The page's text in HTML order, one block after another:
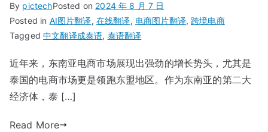
By pictechPosted on 2024 年 8 月 7 日
Posted in AI图片翻译, 在线翻译, 电商图片翻译,跨境电商
Tagged中文翻译成泰语, 泰语翻译
近年来，东南亚电商市场展现出强劲的增长势头，尤其是
泰国的电商市场更是领跑东盟地区。作为东南亚的第二大
经济体，泰 […]
Read More